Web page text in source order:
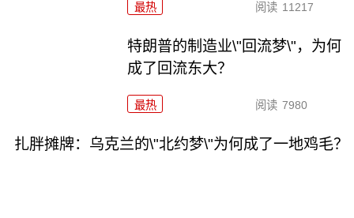
最热 阅读 11217
特朗普的制造业\"回流梦\"，为何
成了回流东大？
最热 阅读 7980
扎胖摊牌：乌克兰的\"北约梦\"为何成了一地鸡毛？